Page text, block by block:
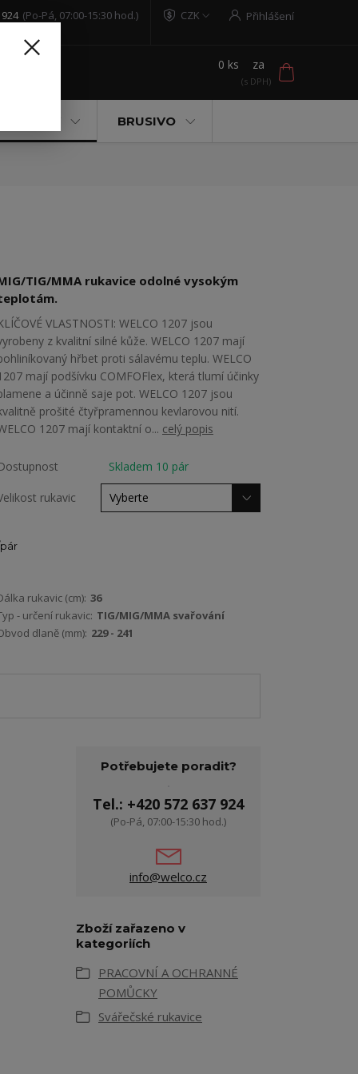
CZK Přihlášení
(Po-Pá, 07:00-15:30 hod.)
0 ks za
BRUSIVO
TIG/MMA rukavice odolné vysokým
VLASTNOSTI: WELCO 1207 jsou
z kvalitní silné kůže. WELCO 1207 mají
hřbet proti sálavému teplu. WELCO
mají podšívku COMFOFlex, která tlumí účinky
a účinně saje pot. WELCO 1207 jsou
prošité čtyřpramennou kevlarovou nití.
1207 mají kontaktní o... celý popis
Skladem 10 pár
rukavic
pár
rukavic (cm): 36
- určení rukavic: TIG/MIG/MMA svařování
dlaně (mm): 229 - 241
Potřebujete poradit?
Tel.: +420 572 637 924
(Po-Pá, 07:00-15:30 hod.)
info@welco.cz
Zboží zařazeno v
kategoriích
PRACOVNÍ A OCHRANNÉ
POMŮCKY
Svářečské rukavice